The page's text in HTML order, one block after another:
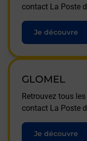
contact La Poste
Je découvre
GLOMEL
Retrouvez tous
contact La Poste
Je découvre